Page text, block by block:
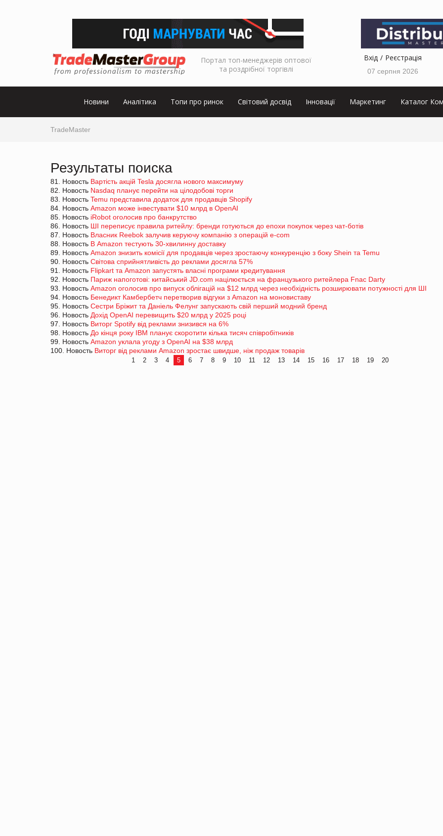
Портал топ-менеджерів оптової
та роздрібної торгівлі
Вхід Реєстрація
07 серпня 2026
Новини Аналітика Топи про ринок Світовий досвід Інновації Маркетинг Каталог
TradeMaster
Результаты поиска
81. Новость Вартість акцій Tesla досягла нового максимуму
82. Новость Nasdaq планує перейти на цілодобові торги
83. Новость Temu представила додаток для продавців Shopify
84. Новость Amazon може інвестувати $10 млрд в OpenAI
85. Новость iRobot оголосив про банкрутство
86. Новость ШІ переписує правила ритейлу: бренди готуються до епохи покупок через чат-ботів
87. Новость Власник Reebok залучив керуючу компанію з операцій e-com
88. Новость В Amazon тестують 30-хвилинну доставку
89. Новость Amazon знизить комісії для продавців через зростаючу конкуренцію з боку Shein та Temu
90. Новость Світова сприйнятливість до реклами досягла 57%
91. Новость Flipkart та Amazon запустять власні програми кредитування
92. Новость Париж напоготові: китайський JD.com націлюється на французького ритейлера Fnac Darty
93. Новость Amazon оголосив про випуск облігацій на $12 млрд через необхідність розширювати потужності для ШІ
94. Новость Бенедикт Камбербетч перетворив відгуки з Amazon на моновиставу
95. Новость Сестри Бріжит та Даніель Фелунг запускають свій перший модний бренд
96. Новость Дохід OpenAI перевищить $20 млрд у 2025 році
97. Новость Виторг Spotify від реклами знизився на 6%
98. Новость До кінця року IBM планує скоротити кілька тисяч співробітників
99. Новость Amazon уклала угоду з OpenAI на $38 млрд
100. Новость Виторг від реклами Amazon зростає швидше, ніж продаж товарів
1 2 3 4 5 6 7 8 9 10 11 12 13 14 15 16 17 18 19 20